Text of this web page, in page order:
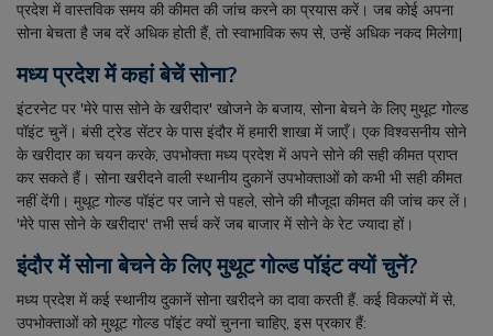
प्रदेश में वास्तविक समय की कीमत की जांच करने का प्रयास करें। जब कोई अपना
सोना बेचता है जब दरें अधिक होती हैं, तो स्वाभाविक रूप से, उन्हें अधिक नकद मिलेगा|
मध्य प्रदेश में कहां बेचें सोना?
इंटरनेट पर 'मेरे पास सोने के खरीदार' खोजने के बजाय, सोना बेचने के लिए मुथूट गोल्ड
पॉइंट चुनें। बंसी ट्रेड सेंटर के पास इंदौर में हमारी शाखा में जाएँ। एक विश्वसनीय सोने
के खरीदार का चयन करके, उपभोक्ता मध्य प्रदेश में अपने सोने की सही कीमत प्राप्त
कर सकते हैं। सोना खरीदने वाली स्थानीय दुकानें उपभोक्ताओं को कभी भी सही कीमत
नहीं देंगी। मुथूट गोल्ड पॉइंट पर जाने से पहले, सोने की मौजूदा कीमत की जांच कर लें।
'मेरे पास सोने के खरीदार' तभी सर्च करें जब बाजार में सोने के रेट ज्यादा हों।
इंदौर में सोना बेचने के लिए मुथूट गोल्ड पॉइंट क्यों चुनें?
मध्य प्रदेश में कई स्थानीय दुकानें सोना खरीदने का दावा करती हैं. कई विकल्पों में से,
उपभोक्ताओं को मुथूट गोल्ड पॉइंट क्यों चुनना चाहिए, इस प्रकार हैं: